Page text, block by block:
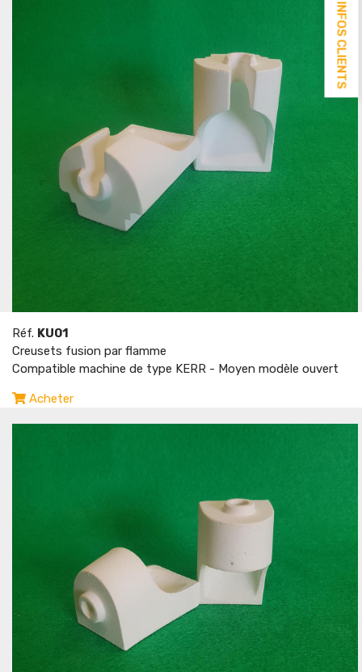
Réf. KU01
Creusets fusion par flamme
Compatible machine de type KERR - Moyen modèle ouvert
Acheter
INFOS CLIENTS